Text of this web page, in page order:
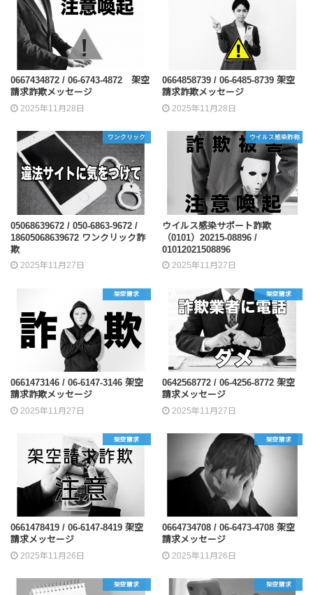
0667434872 / 06-6743-4872 架空
請求詐欺メッセージ
2025年11月28日
0664858739 / 06-6485-8739 架空
請求詐欺メッセージ
2025年11月28日
ワンクリック
05068639672 / 050-6863-9672 /
18605068639672 ワンクリック詐
欺
2025年11月27日
ウイルス感染詐称
ウイルス感染サポート詐欺
（0101）20215-08896 /
01012021508896
2025年11月27日
架空請求
0661473146 / 06-6147-3146 架空
請求詐欺メッセージ
2025年11月27日
架空請求
0642568772 / 06-4256-8772 架空
請求メッセージ
2025年11月27日
架空請求
0661478419 / 06-6147-8419 架空
請求メッセージ
2025年11月26日
架空請求
0664734708 / 06-6473-4708 架空
請求メッセージ
2025年11月26日
架空請求 架空請求